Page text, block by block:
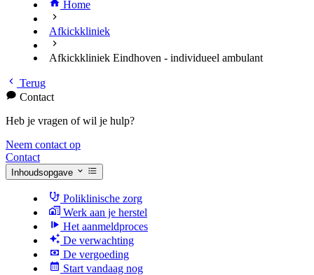
Home
Afkickkliniek
Afkickkliniek Eindhoven - individueel ambulant
Terug
Contact
Heb je vragen of wil je hulp?
Neem contact op
Contact
Inhoudsopgave
Poliklinische zorg
Werk aan je herstel
Het aanmeldproces
De verwachting
De vergoeding
Start vandaag nog